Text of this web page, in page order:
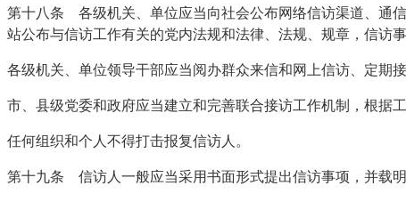
第十八条 各级机关、单位应当向社会公布网络信访渠道、通
站公布与信访工作有关的党内法规和法律、法规、规章，信访
各级机关、单位领导干部应当阅办群众来信和网上信访、定期
市、县级党委和政府应当建立和完善联合接访工作机制，根据
任何组织和个人不得打击报复信访人。
第十九条 信访人一般应当采用书面形式提出信访事项，并载